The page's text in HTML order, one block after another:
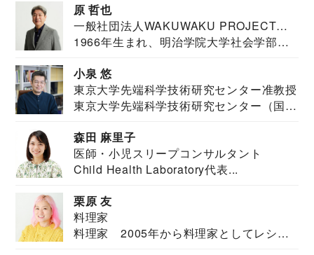
原 哲也
一般社団法人WAKUWAKU PROJECT
JAPAN代表・言語聴覚士・社会福祉士
1966年生まれ、明治学院大学社会学部福
小泉 悠
東京大学先端科学技術研究センター准教授
東京大学先端科学技術研究センター（国際
森田 麻里子
医師・小児スリープコンサルタント
Child Health Laboratory代表...
栗原 友
料理家
料理家 2005年から料理家としてレシピ